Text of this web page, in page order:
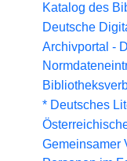
Katalog des
Deutsche
Archivportal - D
* Deutsches
Gemeinsamer